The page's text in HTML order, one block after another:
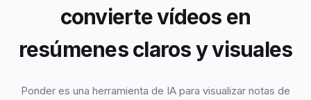
convierte vídeos en
resúmenes claros y visuales
Ponder es una herramienta de IA para visualizar notas de